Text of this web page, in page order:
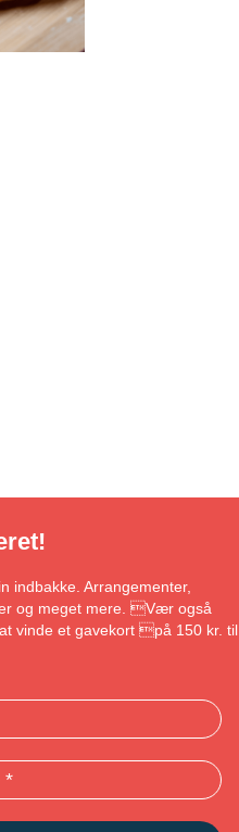
indbakke. Arrangementer,
og meget mere. Vær også
vinde et gavekort på 150 kr. til